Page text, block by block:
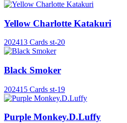
Yellow Charlotte Katakuri
202413 Cards st-20
Black Smoker
202415 Cards st-19
Purple Monkey.D.Luffy